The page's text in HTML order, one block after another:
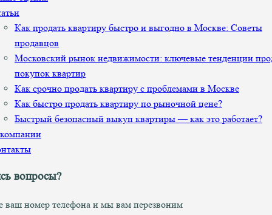
Как продать квартиру быстро и выгодно в Москве: Советы
продавцов
Московский рынок недвижимости: ключевые тенденции
покупок квартир
Как срочно продать квартиру с проблемами в Москве
Как быстро продать квартиру по рыночной цене?
Быстрый безопасный выкуп квартиры — как это работает?
вопросы?
ваш номер телефона и мы вам перезвоним